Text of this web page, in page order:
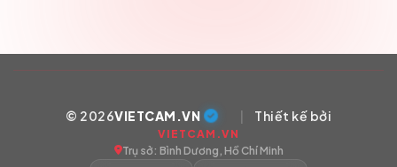
© 2026VIETCAM.VN | Thiết kế bởi
VIETCAM.VN
Trụ sở: Bình Dương, Hồ Chí Minh